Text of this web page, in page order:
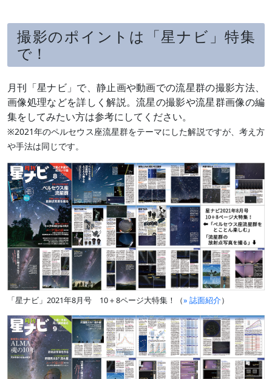
撮影のポイントは「星ナビ」特集
で！
月刊「星ナビ」で、静止画や動画での流星群の撮影方法、
画像処理などを詳しく解説。流星の撮影や流星群画像の編
集をしてみたい方は参考にしてください。
※2021年のペルセウス座流星群をテーマにした解説ですが、考え方
や手法は同じです。
「星ナビ」2021年8月号 10＋8ページ大特集！（» 誌面紹介）